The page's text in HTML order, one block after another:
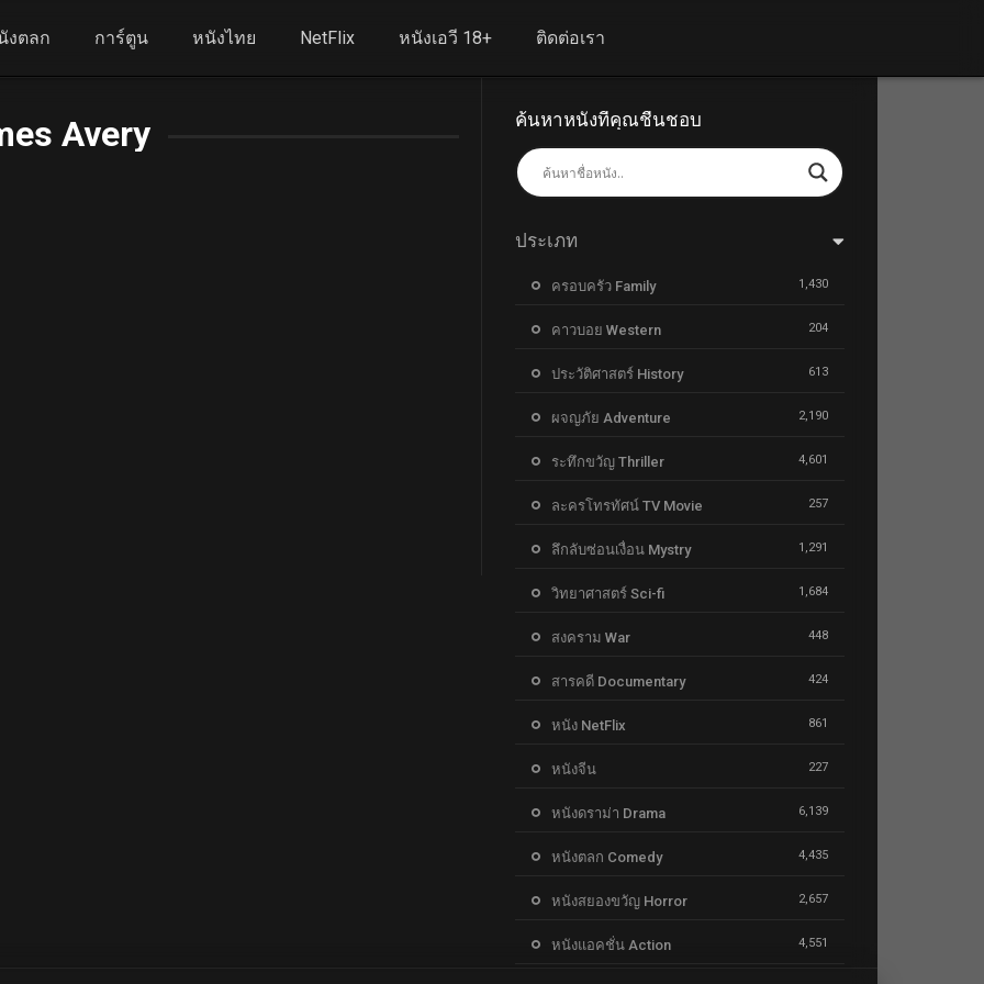
งตลก การ์ตูน หนังไทย NetFlix หนังเอวี 18+ ติดต่อเรา
Avery ค้นหาหนังที่คุณชื่นชอบ
ประเภท
ครอบครัว Family 1,430
คาวบอย Western 204
ประวัติศาสตร์ History 613
ผจญภัย Adventure 2,190
ระทึกขวัญ Thriller 4,601
ละครโทรทัศน์ TV Movie 257
ลึกลับซ่อนเงื่อน Mystry 1,291
วิทยาศาสตร์ Sci-fi 1,684
สงคราม War 448
สารคดี Documentary 424
หนัง NetFlix 861
หนังจีน 227
หนังดราม่า Drama 6,139
หนังตลก Comedy 4,435
หนังสยองขวัญ Horror 2,657
หนังแอคชั่น Action 4,551